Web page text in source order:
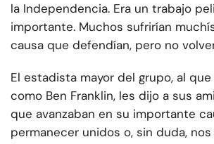
la Independencia. Era un trabajo
importante. Muchos sufrirían
causa que defendían, pero no
El estadista mayor del grupo, al
como Ben Franklin, les dijo a sus
que avanzaban en su importante
permanecer unidos o, sin duda,